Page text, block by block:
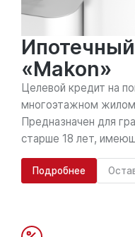
«Makon»
Целевой кредит на
многоэтажном жилом
Предназначен для
старше 18 лет,
Подробнее